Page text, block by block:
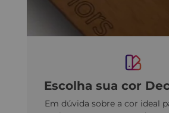
Escolha sua cor
Em dúvida sobre a cor ideal